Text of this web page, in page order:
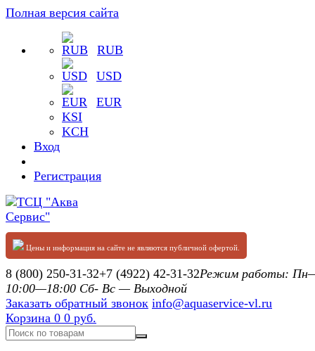
Полная версия сайта
RUB
USD
EUR
KSI
KCH
Вход
Регистрация
Цены и информация на сайте не являются публичной офертой.
8 (800) 250-31-32+7 (4922) 42-31-32Режим работы:
10:00—18:00 Сб- Вс — Выходной
Заказать обратный звонок info@aquaservice-vl.ru
Корзина 0 0 руб.